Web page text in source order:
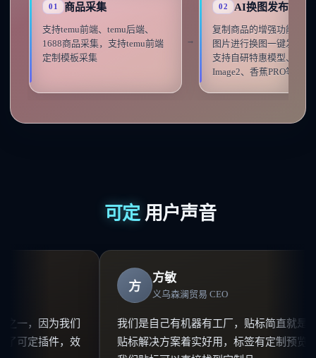
01 商品采集
支持temu前端、temu后端、
1688商品采集，支持temu前端
定制模板采集
→
02 AI换图发布
复制商品的增强功能，对
图片进行换图一键发布；
支持自研特惠模型、GPT
Image2、香蕉PRO等模型
可定 用户声音
因为我们
插件，效
方敏
义乌森澜贸易 CEO
我们是自己有机器有工厂，贴标简直就是噩梦，
贴标解决方案着实好用，标签有定制预览图，定